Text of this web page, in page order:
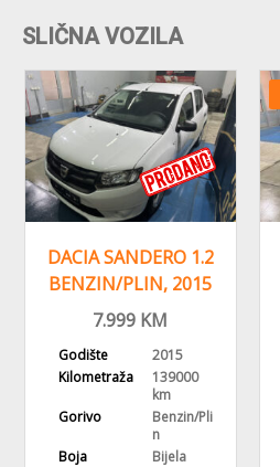
SLIČNA VOZILA
DACIA SANDERO 1.2
BENZIN/PLIN, 2015
GOD, KLIMA, BH
7.999 KM
Godište
2015
Kilometraža
139000
km
Gorivo
Benzin/Pli
n
Boja
Bijela